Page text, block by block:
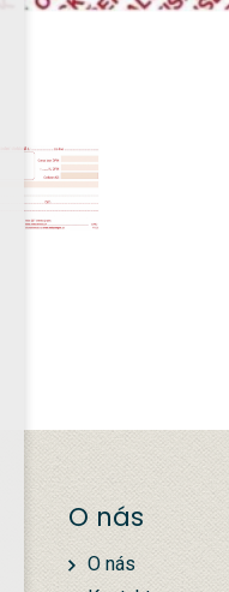
O nás
O nás